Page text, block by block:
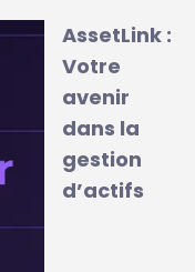
AssetLink :
Votre
avenir
dans la
gestion
d’actifs